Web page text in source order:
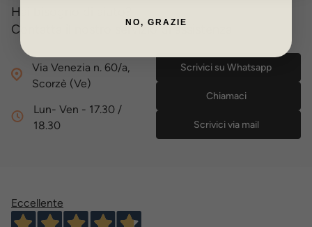
Hai bisogno di aiuto?
Contatta il nostro servizio di assistenza
Via Venezia n. 60/a,
Scorzè (Ve)
Lun- Ven - 17.30 /
18.30
Scrivici su Whatsapp
Chiamaci
Scrivici via mail
Eccellente
NO, GRAZIE